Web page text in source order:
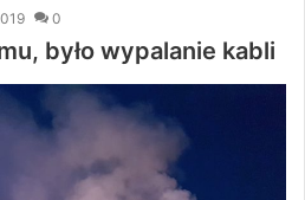
0
było wypalanie kabli